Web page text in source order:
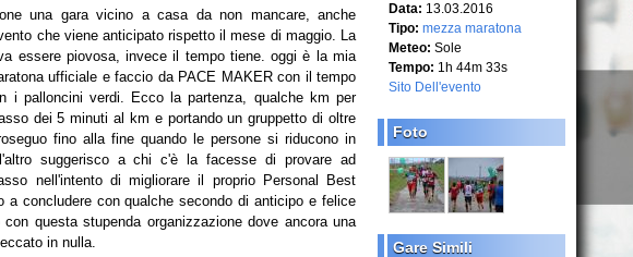
Data: 13.03.2016
Tipo: mezza maratona
Meteo: Sole
Tempo: 1h 44m 33s
Sito Dell'evento
Foto
Gare Simili
una gara vicino a casa da non mancare, anche
che viene anticipato rispetto il mese di maggio. La
essere piovosa, invece il tempo tiene. oggi è la mia
ufficiale e faccio da PACE MAKER con il tempo
i palloncini verdi. Ecco la partenza, qualche km per
dei 5 minuti al km e portando un gruppetto di oltre
fino alla fine quando le persone si riducono in
suggerisco a chi c'è la facesse di provare ad
nell'intento di migliorare il proprio Personal Best
a concludere con qualche secondo di anticipo e felice
questa stupenda organizzazione dove ancora una
in nulla.